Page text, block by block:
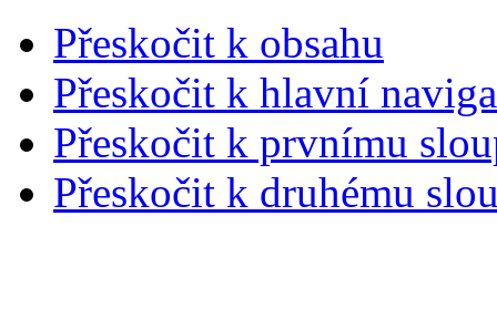
Přeskočit k obsahu
Přeskočit k hlavní
Přeskočit k prvnímu
Přeskočit k druhému